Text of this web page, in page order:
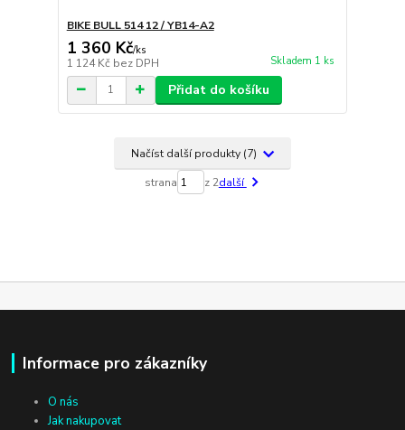
BIKE BULL 514 12 / YB14-A2
1 360 Kč/ks
1 124 Kč bez DPH Skladem 1 ks
Přidat do košíku
Načíst další produkty (7)
strana z 2další
Informace pro zákazníky
O nás
Jak nakupovat